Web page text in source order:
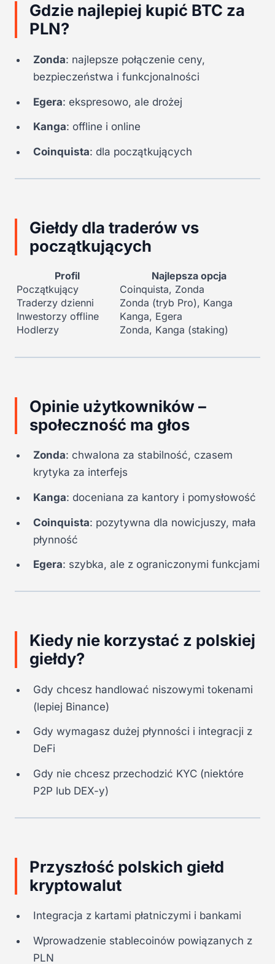
Gdzie najlepiej kupić BTC za
PLN?
Zonda: najlepsze połączenie ceny,
bezpieczeństwa i funkcjonalności
Egera: ekspresowo, ale drożej
Kanga: offline i online
Coinquista: dla początkujących
Giełdy dla traderów vs
początkujących
Profil
Najlepsza opcja
Początkujący
Coinquista, Zonda
Traderzy dzienni
Zonda (tryb Pro), Kanga
Inwestorzy offline
Kanga, Egera
Hodlerzy
Zonda, Kanga (staking)
Opinie użytkowników –
społeczność ma głos
Zonda: chwalona za stabilność, czasem
krytyka za interfejs
Kanga: doceniana za kantory i pomysłowość
Coinquista: pozytywna dla nowicjuszy, mała
płynność
Egera: szybka, ale z ograniczonymi funkcjami
Kiedy nie korzystać z polskiej
giełdy?
Gdy chcesz handlować niszowymi tokenami
(lepiej Binance)
Gdy wymagasz dużej płynności i integracji z
DeFi
Gdy nie chcesz przechodzić KYC (niektóre
P2P lub DEX-y)
Przyszłość polskich giełd
kryptowalut
Integracja z kartami płatniczymi i bankami
Wprowadzenie stablecoinów powiązanych z
PLN